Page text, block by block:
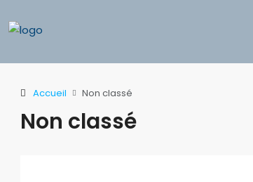
Accueil Non classé
Non classé